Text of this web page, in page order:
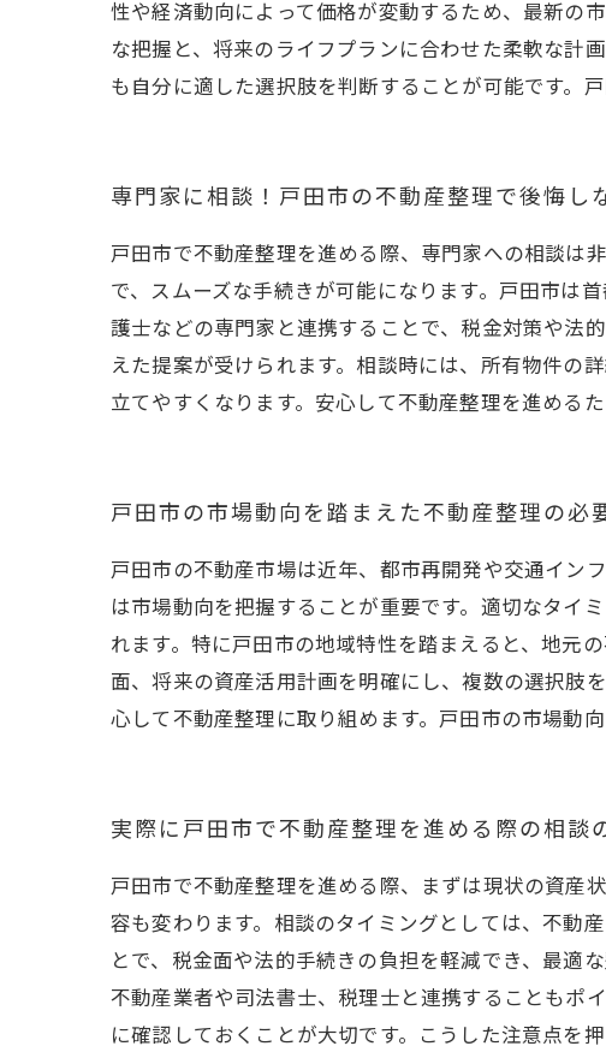
性や経済動向によって価格が変動するため、最新の
な把握と、将来のライフプランに合わせた柔軟な計
も自分に適した選択肢を判断することが可能です。
専門家に相談！戸田市の不動産整理で後悔し
戸田市で不動産整理を進める際、専門家への相談は
で、スムーズな手続きが可能になります。戸田市は
護士などの専門家と連携することで、税金対策や法
えた提案が受けられます。相談時には、所有物件の
立てやすくなります。安心して不動産整理を進める
戸田市の市場動向を踏まえた不動産整理の必
戸田市の不動産市場は近年、都市再開発や交通イン
は市場動向を把握することが重要です。適切なタイ
れます。特に戸田市の地域特性を踏まえると、地元
面、将来の資産活用計画を明確にし、複数の選択肢
心して不動産整理に取り組めます。戸田市の市場動
実際に戸田市で不動産整理を進める際の相談
戸田市で不動産整理を進める際、まずは現状の資産
容も変わります。相談のタイミングとしては、不動
とで、税金面や法的手続きの負担を軽減でき、最適
不動産業者や司法書士、税理士と連携することもポ
に確認しておくことが大切です。こうした注意点を